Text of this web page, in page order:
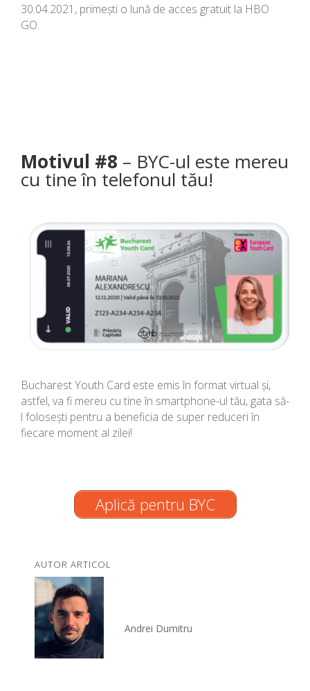
30.04.2021, primești o lună de acces gratuit la HBO
GO.
Motivul #8 – BYC-ul este mereu
cu tine în telefonul tău!
Bucharest Youth Card este emis în format virtual și,
astfel, va fi mereu cu tine în smartphone-ul tău, gata să-
l folosești pentru a beneficia de super reduceri în
fiecare moment al zilei!
Aplică pentru BYC
AUTOR ARTICOL
Andrei Dumitru